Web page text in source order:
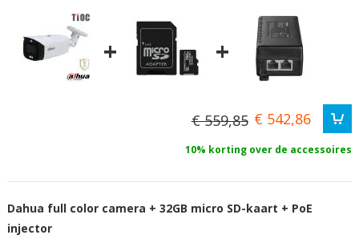
+ +
€ 559,85 € 542,86
10% korting over de accessoires
Dahua full color camera + 32GB micro SD-kaart + PoE
injector